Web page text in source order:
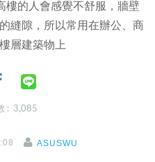
樓的人會感覺不舒服，牆壁
縫隙，所以常用在辦公、商
層建築物上
: 3,085
ASUSWU